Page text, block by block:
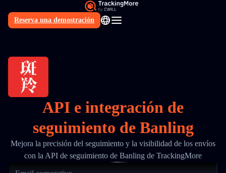
Reserva una demostración
ES
API e integración de
seguimiento de Banling
Mejora la precisión del seguimiento y la visibilidad de los envíos
con la API de seguimiento de Banling de TrackingMore